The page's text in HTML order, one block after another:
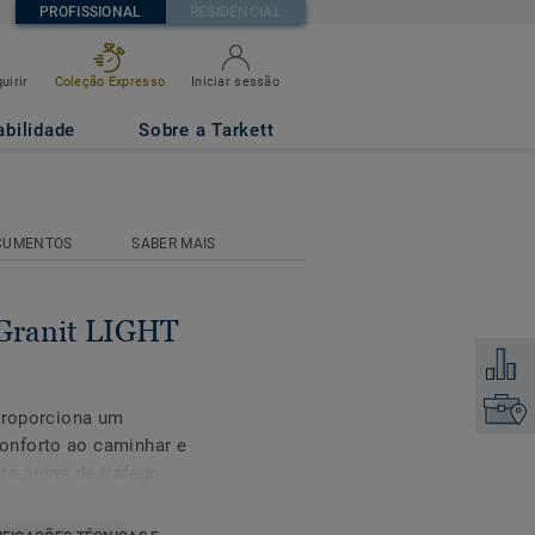
PROFISSIONAL RESIDENCIAL
Coleção Expresso Iniciar sessão
Sobre a Tarkett
SABER MAIS
LIGHT
um
ao caminhar e
ao desgaste,